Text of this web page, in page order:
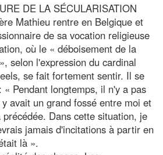
DE LA SÉCULARISATION
Mathieu rentre en Belgique et
de sa vocation religieuse
où le « déboisement de la
selon l'expression du cardinal
se fait fortement sentir. Il se
Pendant longtemps, il n'y a pas
avait un grand fossé entre moi et
Dans cette situation, je
jamais d'incitations à partir en
là ».